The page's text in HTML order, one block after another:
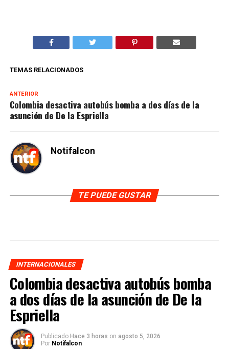
TEMAS RELACIONADOS
ANTERIOR
Colombia desactiva autobús bomba a dos días de la
asunción de De la Espriella
Notifalcon
TE PUEDE GUSTAR
INTERNACIONALES
Colombia desactiva autobús bomba
a dos días de la asunción de De la
Espriella
Publicado Hace 3 horas on agosto 5, 2026
Por Notifalcon